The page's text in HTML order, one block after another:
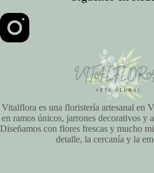
Vitalflora es una floristería artesanal en
en ramos únicos, jarrones decorativos y
Diseñamos con flores frescas y mucho
detalle, la cercanía y la